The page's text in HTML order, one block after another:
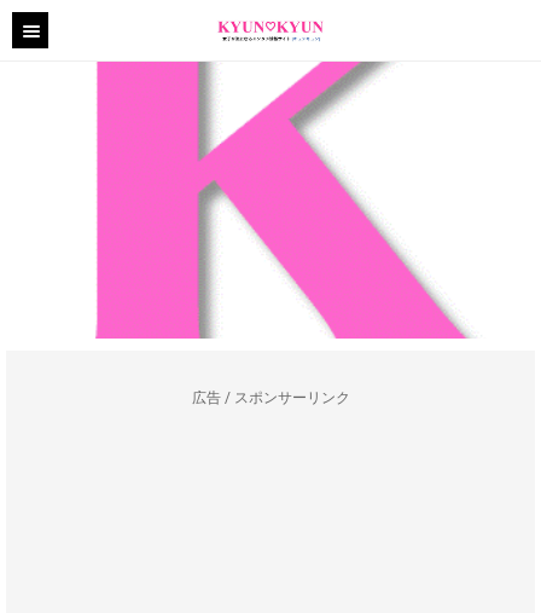
広告 / スポンサーリンク